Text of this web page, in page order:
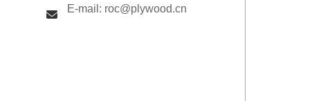
E-mail: roc@plywood.cn